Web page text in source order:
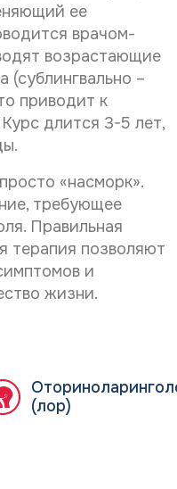
ее
врачом-
возрастающие
(сублингвально –
приводит к
длится 3-5 лет,
«насморк».
требующее
Правильная
терапия позволяют
и
жизни.
(лор)